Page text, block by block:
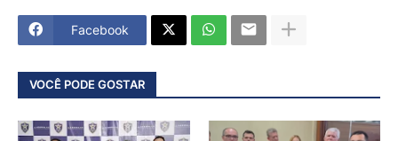
Facebook
VOCÊ PODE GOSTAR